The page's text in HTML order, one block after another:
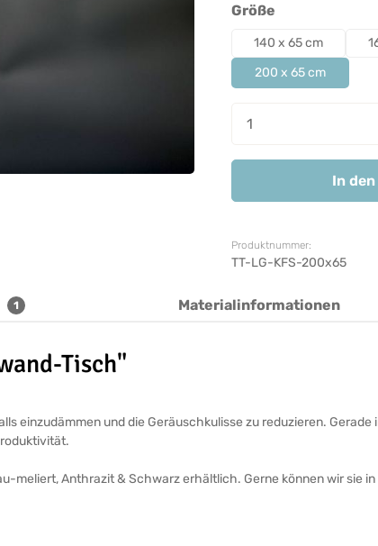
Größe
140 x 65 cm
200 x 65 cm
Produkt
In
Produktnummer:
TT-LG-KFS-200x65
1 Materialinformationen
Tisch"
einzudämmen und die Geräuschkulisse zu reduzieren.
meliert, Anthrazit & Schwarz erhältlich. Gerne können wir sie